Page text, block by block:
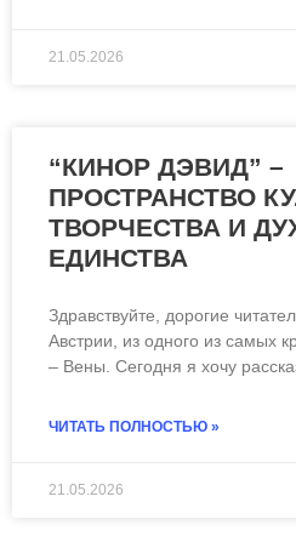
21.05.2026
“КИНОР ДЭВИД” –
ПРОСТРАНСТВО
ТВОРЧЕСТВА И
ЕДИНСТВА
Здравствуйте, дорогие
Австрии, из одного из самых
– Вены. Сегодня я хочу
ЧИТАТЬ ПОЛНОСТЬЮ »
21.05.2026